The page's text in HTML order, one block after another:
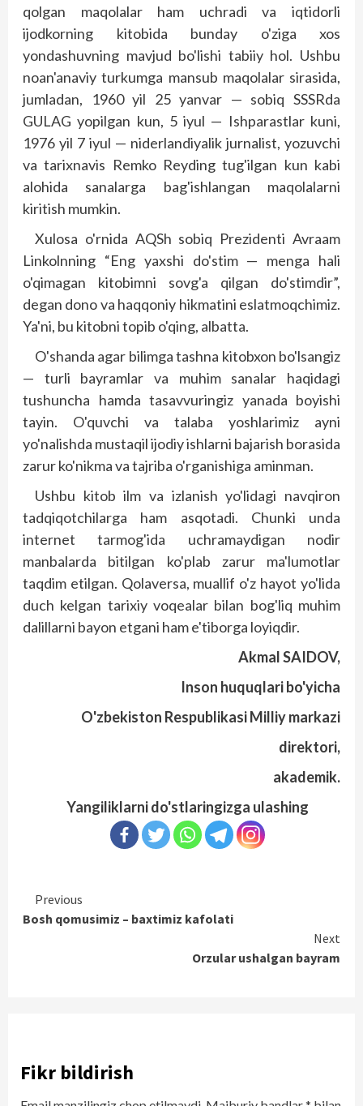
qolgan maqolalar ham uchradi va iqtidorli
ijodkorning kitobida bunday o'ziga xos
yondashuvning mavjud bo'lishi tabiiy hol. Ushbu
noan'anaviy turkumga mansub maqolalar sirasida,
jumladan, 1960 yil 25 yanvar — sobiq SSSRda
GULAG yopilgan kun, 5 iyul — Ishparastlar kuni,
1976 yil 7 iyul — niderlandiyalik jurnalist, yozuvchi
va tarixnavis Remko Reyding tug'ilgan kun kabi
alohida sanalarga bag'ishlangan maqolalarni
kiritish mumkin.
Xulosa o'rnida AQSh sobiq Prezidenti Avraam
Linkolnning “Eng yaxshi do'stim — menga hali
o'qimagan kitobimni sovg'a qilgan do'stimdir”,
degan dono va haqqoniy hikmatini eslatmoqchimiz.
Ya'ni, bu kitobni topib o'qing, albatta.
O'shanda agar bilimga tashna kitobxon bo'lsangiz
— turli bayramlar va muhim sanalar haqidagi
tushuncha hamda tasavvuringiz yanada boyishi
tayin. O'quvchi va talaba yoshlarimiz ayni
yo'nalishda mustaqil ijodiy ishlarni bajarish borasida
zarur ko'nikma va tajriba o'rganishiga aminman.
Ushbu kitob ilm va izlanish yo'lidagi navqiron
tadqiqotchilarga ham asqotadi. Chunki unda
internet tarmog'ida uchramaydigan nodir
manbalarda bitilgan ko'plab zarur ma'lumotlar
taqdim etilgan. Qolaversa, muallif o'z hayot yo'lida
duch kelgan tarixiy voqealar bilan bog'liq muhim
dalillarni bayon etgani ham e'tiborga loyiqdir.
Akmal SAIDOV,
Inson huquqlari bo'yicha
O'zbekiston Respublikasi Milliy markazi
direktori,
akademik.
Yangiliklarni do'stlaringizga ulashing
Continue
Reading
Previous
Bosh qomusimiz – baxtimiz kafolati
Next
Orzular ushalgan bayram
Fikr bildirish